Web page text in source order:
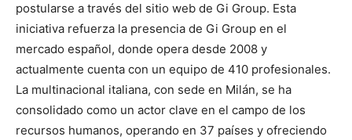
postularse a través del sitio web de Gi Group. Esta
iniciativa refuerza la presencia de Gi Group en el
mercado español, donde opera desde 2008 y
actualmente cuenta con un equipo de 410 profesionales.
La multinacional italiana, con sede en Milán, se ha
consolidado como un actor clave en el campo de los
recursos humanos, operando en 37 países y ofreciendo